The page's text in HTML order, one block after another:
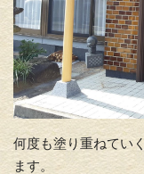
何度も塗り重ねてい
ます。